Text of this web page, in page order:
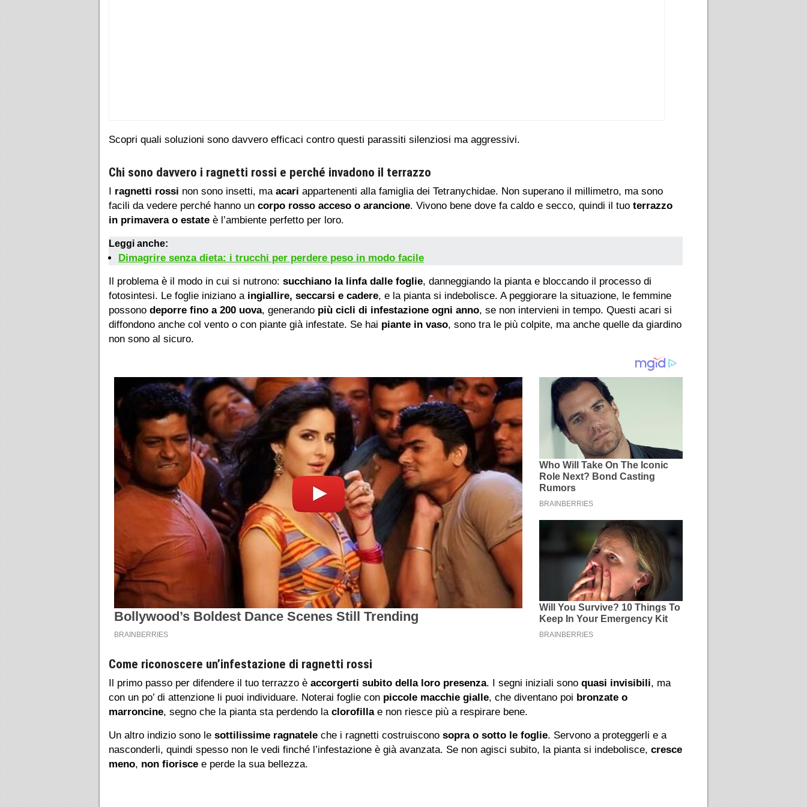
Scopri quali soluzioni sono davvero efficaci contro questi parassiti silenziosi ma aggressivi.
Chi sono davvero i ragnetti rossi e perché invadono il terrazzo
ragnetti rossi non sono insetti, ma acari appartenenti alla famiglia dei Tetranychidae. Non superano il millimetro, ma sono
facili da vedere perché hanno un corpo rosso acceso o arancione. Vivono bene dove fa caldo e secco, quindi il tuo terrazzo
in primavera o estate è l’ambiente perfetto per loro.
Leggi anche:
Dimagrire senza dieta: i trucchi per perdere peso in modo facile
Il problema è il modo in cui si nutrono: succhiano la linfa dalle foglie, danneggiando la pianta e bloccando il processo di
fotosintesi. Le foglie iniziano a ingiallire, seccarsi e cadere, e la pianta si indebolisce. A peggiorare la situazione, le femmine
possono deporre fino a 200 uova, generando più cicli di infestazione ogni anno, se non intervieni in tempo. Questi acari si
diffondono anche col vento o con piante già infestate. Se hai piante in vaso, sono tra le più colpite, ma anche quelle da giardino
non sono al sicuro.
Come riconoscere un’infestazione di ragnetti rossi
Il primo passo per difendere il tuo terrazzo è accorgerti subito della loro presenza. I segni iniziali sono quasi invisibili, ma
con un po’ di attenzione li puoi individuare. Noterai foglie con piccole macchie gialle, che diventano poi bronzate o
marroncine, segno che la pianta sta perdendo la clorofillae non riesce più a respirare bene.
Un altro indizio sono le sottilissime ragnatele che i ragnetti costruiscono sopra o sotto le foglie. Servono a proteggerli e a
nasconderli, quindi spesso non le vedi finché l’infestazione è già avanzata. Se non agisci subito, la pianta si indebolisce, cresce
meno, non fiorisce e perde la sua bellezza.